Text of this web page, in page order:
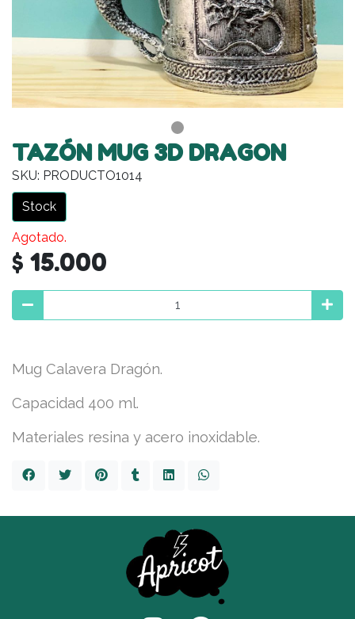
TAZÓN MUG 3D DRAGON
SKU: PRODUCTO1014
Stock
Agotado.
$ 15.000
Mug Calavera Dragón.
Capacidad 400 ml.
Materiales resina y acero inoxidable.